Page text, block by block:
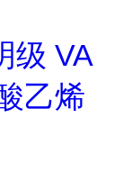
级 VA
乙烯